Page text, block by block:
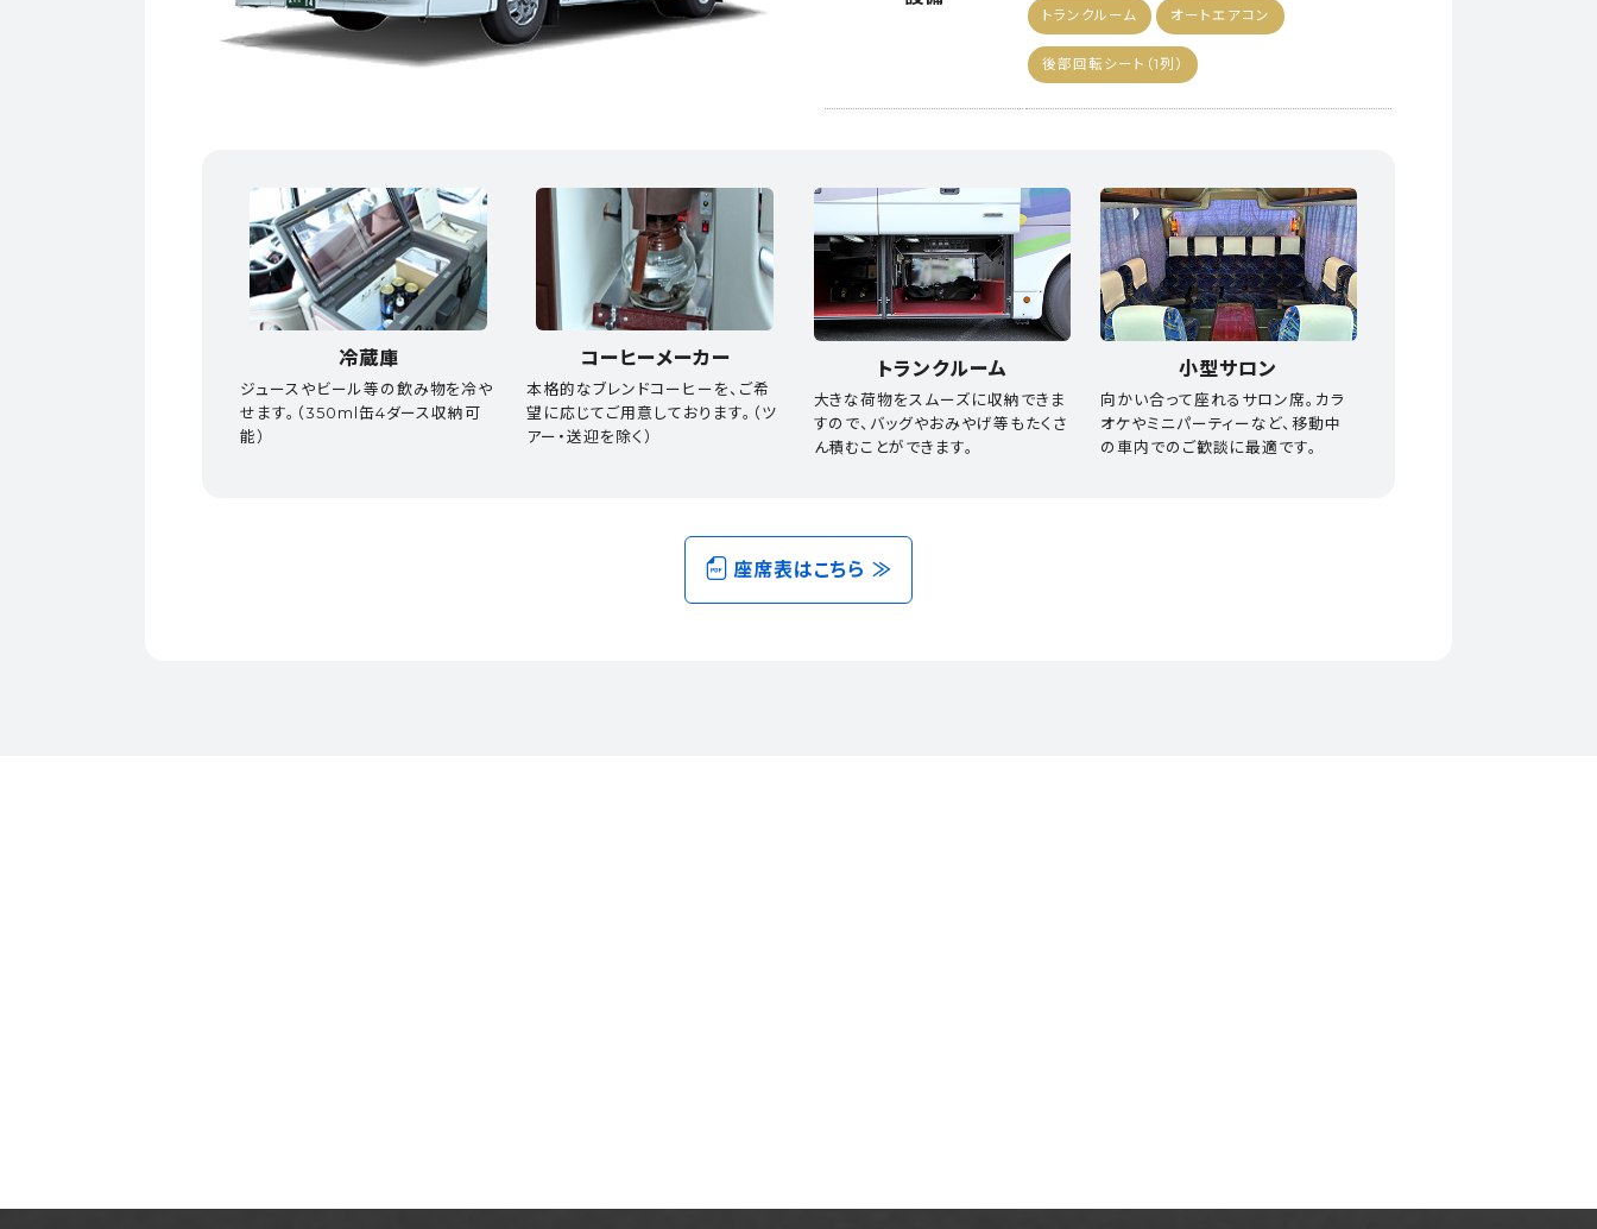
トランクルーム オートエアコン
後部回転シート（1列）
冷蔵庫
ジュースやビール等の飲み物を冷や
せます。（350ml缶4ダース収納可
能）
コーヒーメーカー
本格的なブレンドコーヒーを、ご希
望に応じてご用意しております。（ツ
アー・送迎を除く）
トランクルーム
大きな荷物をスムーズに収納できま
すので、バッグやおみやげ等もたくさ
ん積むことができます。
小型サロン
向かい合って座れるサロン席。カラ
オケやミニパーティーなど、移動中
の車内でのご歓談に最適です。
座席表はこちら ≫